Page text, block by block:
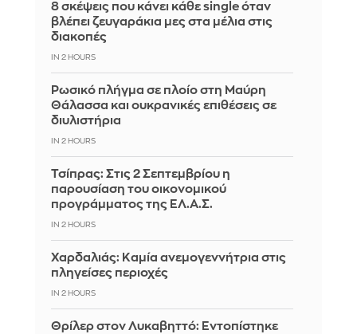
8 σκέψεις που κάνει κάθε single όταν
βλέπει ζευγαράκια μες στα μέλια στις
διακοπές
IN 2 HOURS
Ρωσικό πλήγμα σε πλοίο στη Μαύρη
Θάλασσα και ουκρανικές επιθέσεις σε
διυλιστήρια
IN 2 HOURS
Τσίπρας: Στις 2 Σεπτεμβρίου η
παρουσίαση του οικονομικού
προγράμματος της ΕΛ.Α.Σ.
IN 2 HOURS
Χαρδαλιάς: Καμία ανεμογεννήτρια στις
πληγείσες περιοχές
IN 2 HOURS
Θρίλερ στον Λυκαβηττό: Εντοπίστηκε